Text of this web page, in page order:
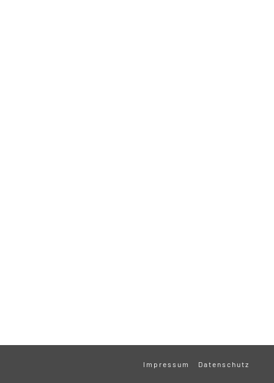
Impressum Datenschutz